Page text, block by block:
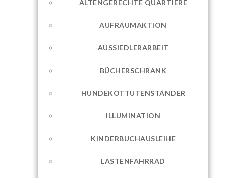
ALTENGERECHTE QUARTIERE
AUFRÄUMAKTION
AUSSIEDLERARBEIT
BÜCHERSCHRANK
HUNDEKOTTÜTENSTÄNDER
ILLUMINATION
KINDERBUCHAUSLEIHE
LASTENFAHRRAD